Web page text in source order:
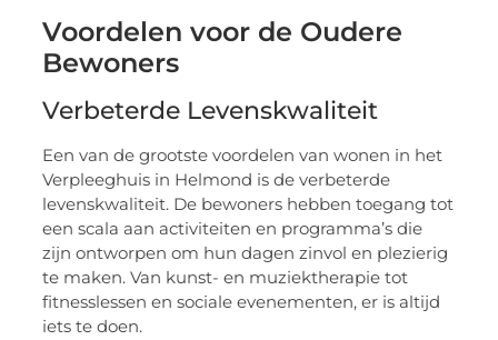
Voordelen voor de Oudere
Bewoners
Verbeterde Levenskwaliteit
Een van de grootste voordelen van wonen in het
Verpleeghuis in Helmond is de verbeterde
levenskwaliteit. De bewoners hebben toegang tot
een scala aan activiteiten en programma’s die
zijn ontworpen om hun dagen zinvol en plezierig
te maken. Van kunst- en muziektherapie tot
fitnesslessen en sociale evenementen, er is altijd
iets te doen.